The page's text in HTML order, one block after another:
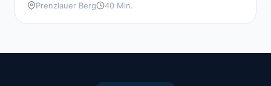
Prenzlauer Berg 40 Min.